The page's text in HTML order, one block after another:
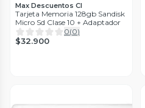
Max Descuentos Cl
Tarjeta Memoria 128gb Sandisk
Micro Sd Clase 10 + Adaptador
0(0)
$32.900